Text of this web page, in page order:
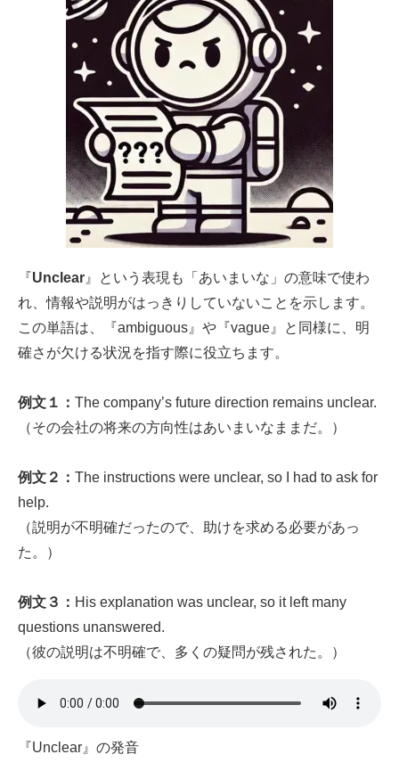
『Unclear 』という表現も「あいまいな」の意味で使わ
れ、情報や説明がはっきりしていないことを示します。
この単語は、『ambiguous』や『vague』と同様に、明
確さが欠ける状況を指す際に役立ちます。
例文１： The company’s future direction remains unclear.
（その会社の将来の方向性はあいまいなままだ。）
例文２： The instructions were unclear, so I had to ask for
help.
（説明が不明確だったので、助けを求める必要があっ
た。）
例文３： His explanation was unclear, so it left many
questions unanswered.
（彼の説明は不明確で、多くの疑問が残された。）
『Unclear』の発音